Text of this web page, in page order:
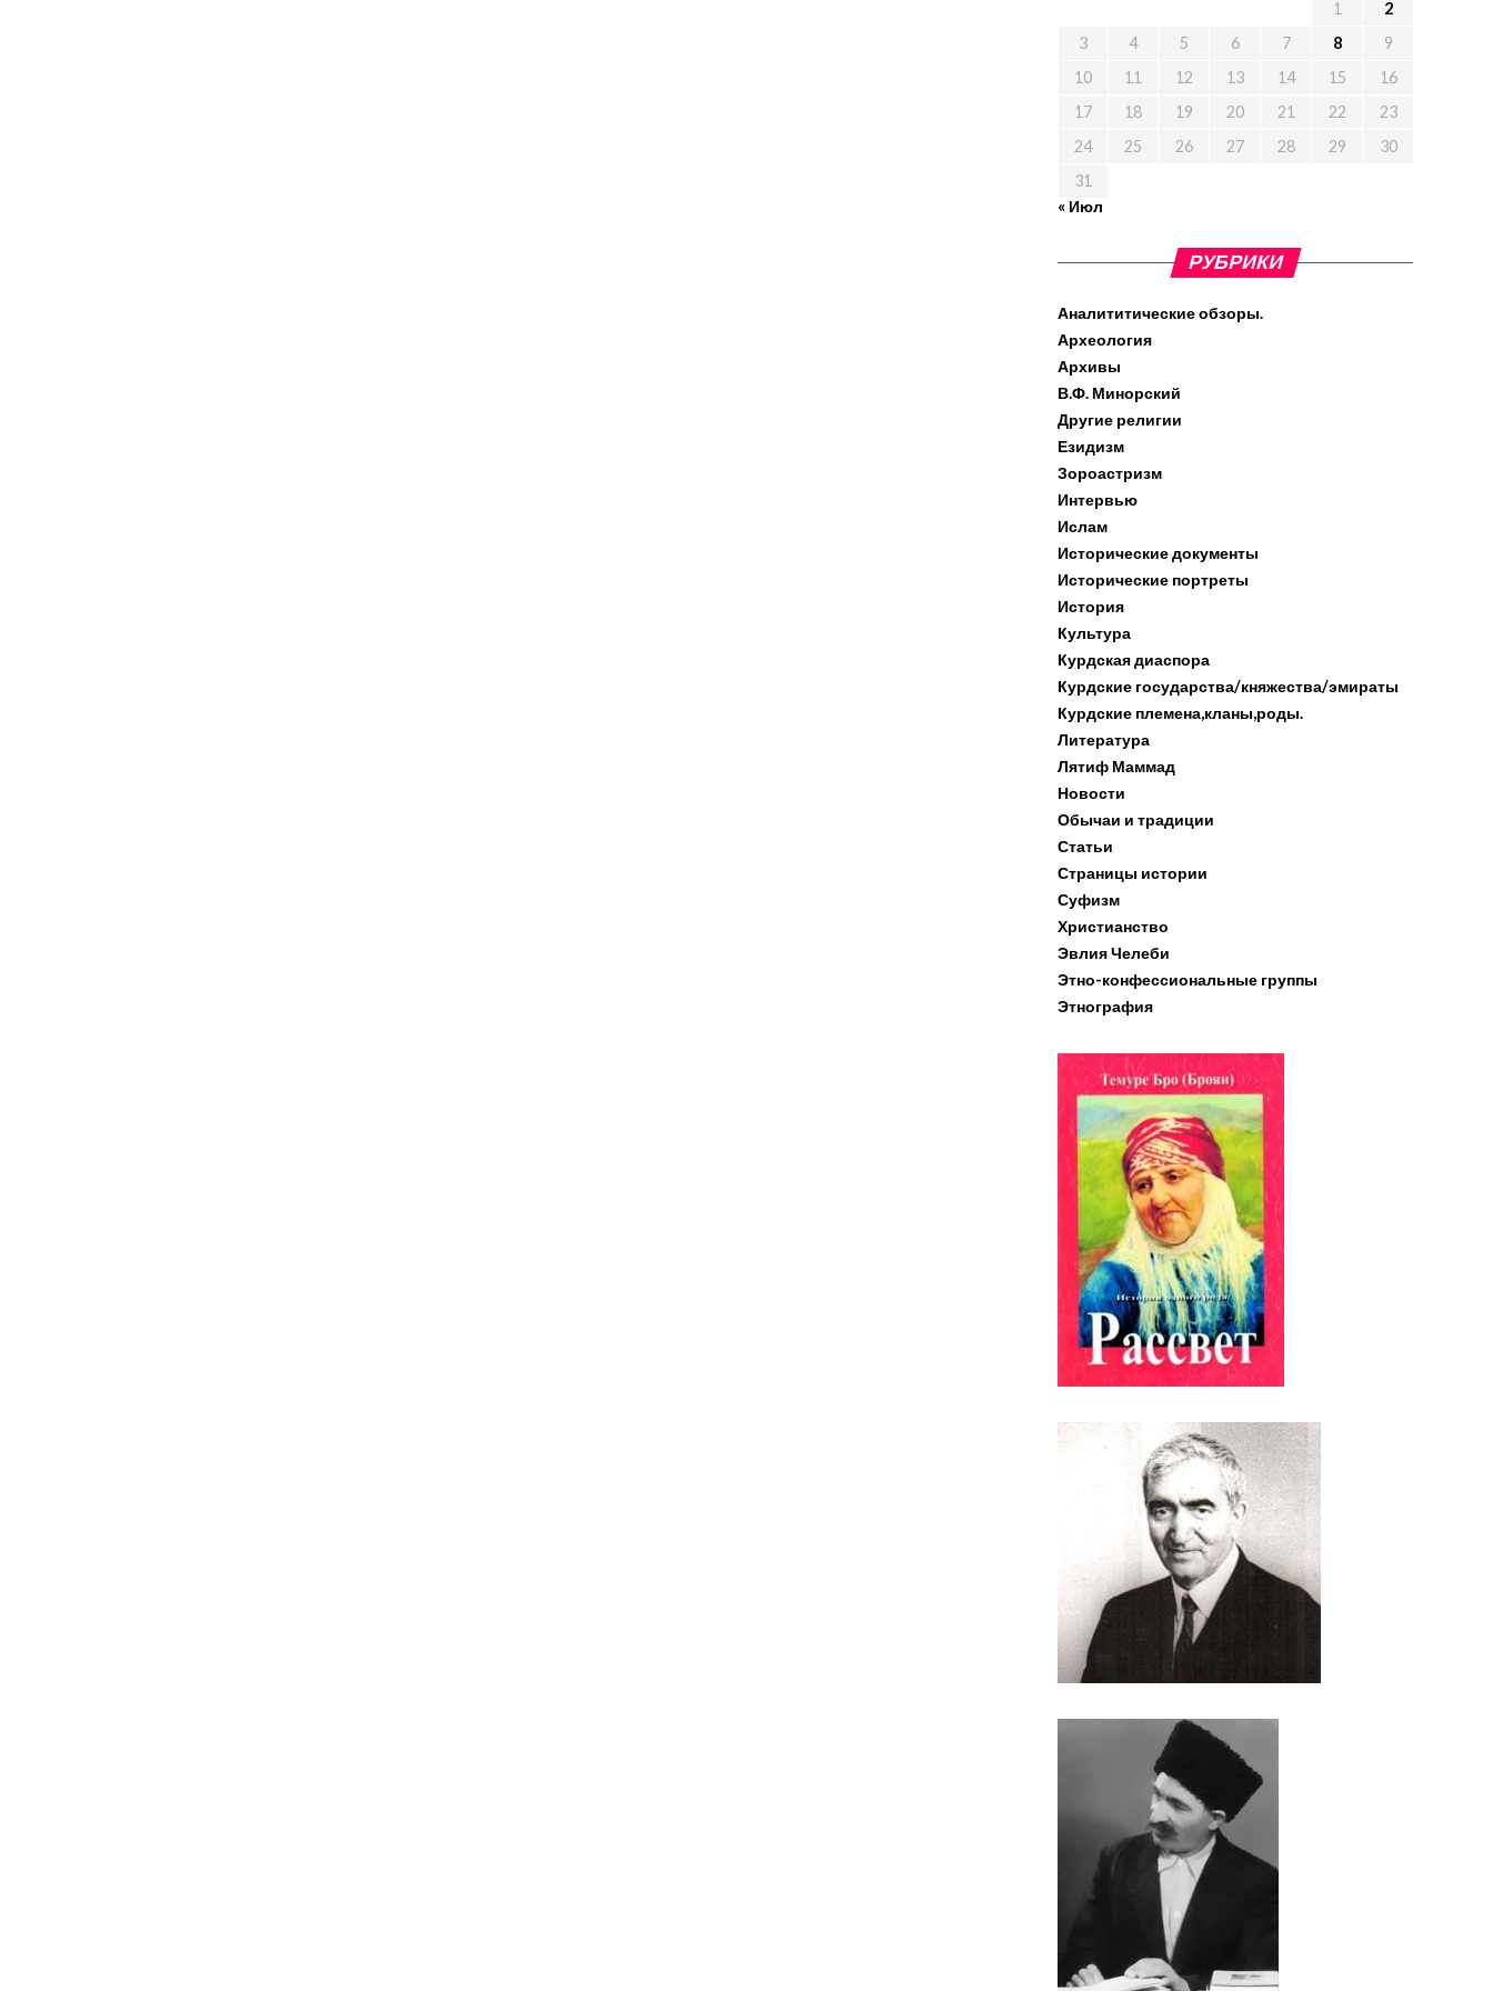
1
2
3
4 5 6 7 8
9
10
11 12 13 14 15
16
17
18 19 20 21 22
23
24
25 26 27 28 29
30
31
« Июл
РУБРИКИ
Аналититические обзоры.
Археология
Архивы
В.Ф. Минорский
Другие религии
Езидизм
Зороастризм
Интервью
Ислам
Исторические документы
Исторические портреты
История
Культура
Курдская диаспора
Курдские государства/княжества/эмираты
Курдские племена,кланы,роды.
Литература
Лятиф Маммад
Новости
Обычаи и традиции
Статьи
Страницы истории
Суфизм
Христианство
Эвлия Челеби
Этно-конфессиональные группы
Этнография